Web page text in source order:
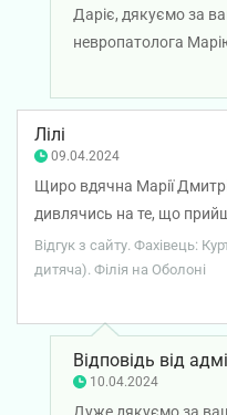
Тому, якщо вашій дитинці
сумнівів звертатися до
Даріє, дякуємо за
невропатолога
консультацією
Лілі
09.04.2024
Щиро вдячна Марії
дивлячись на те, що
скарг, лікар сама
дообстеженні. Завдяки її
швидко та оперативно,
шлях до допомоги нашій
Відгук з сайту. Фахівець:
дитяча). Філія на Оболоні
Відповідь від
10.04.2024